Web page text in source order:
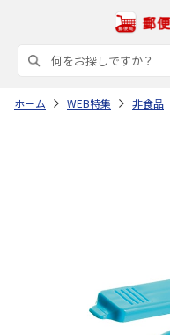
ホーム WEB特集 非食品